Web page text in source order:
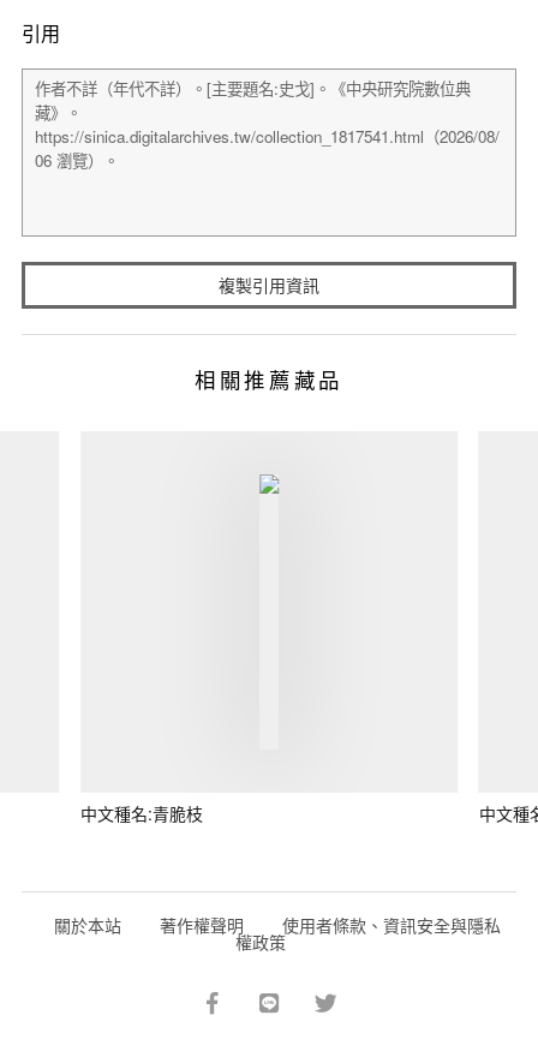
引用
複製引用資訊
相關推薦藏品
中文種名:青脆枝 中文種
關於本站 著作權聲明 使用者條款、資訊安全與隱私
權政策